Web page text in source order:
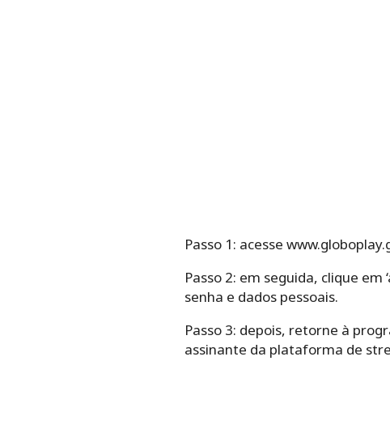
Passo 1: acesse
Passo 2: em seguida, clique
senha e dados pessoais.
Passo 3: depois, retorne à
assinante da plataforma de